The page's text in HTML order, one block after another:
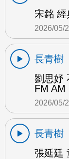
宋銘 經
2026/05/
長青樹
劉思妤
FM AM
2026/05/
長青樹
張延廷